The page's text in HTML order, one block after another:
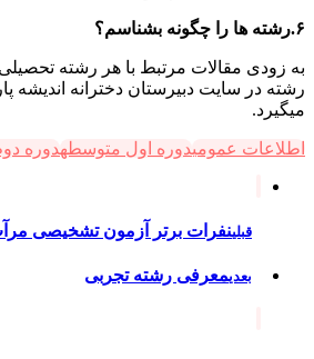
۶.رشته ها را چگونه بشناسم؟
به زودی مقالات مرتبط با هر رشته تحصیلی
رشته در سایت دبیرستان دخترانه اندیشه
میگیرد.
اطلاعات عمومیدوره اول متوسطهدوره
قبلینفرات برتر آزمون تشخیصی
بعدیمعرفی رشته تجربی